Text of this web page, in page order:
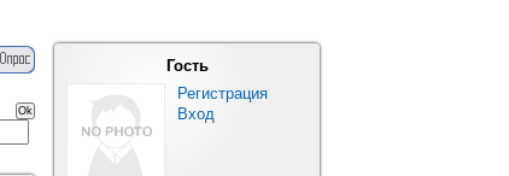
Гость
Регистрация
Вход